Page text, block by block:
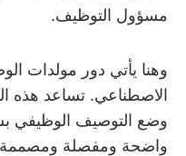
مسؤول التوظيف.
وهنا يأتي دور مولدات
الاصطناعي. تساعد هذه
وضع التوصيف الوظيفي
واضحة ومفصلة ومصممة